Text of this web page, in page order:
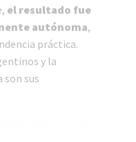
el resultado fue
autónoma,
práctica.
y la
son sus